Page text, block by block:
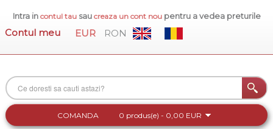
Intra in contul tausau creaza un cont nou pentru a vedea preturile
Contul meu EUR RON
COMANDA 0 produs(e) - 0,00 EUR